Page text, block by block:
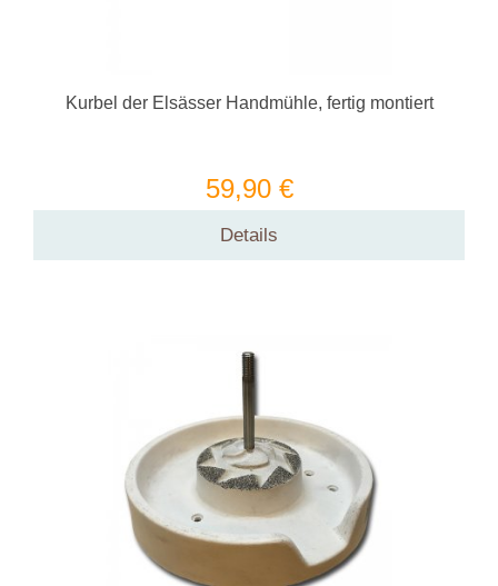
Kurbel der Elsässer Handmühle, fertig montiert
59,90 €
Details